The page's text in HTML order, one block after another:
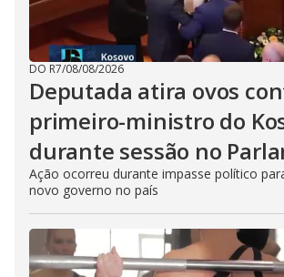
DO R7/08/08/2026
Deputada atira ovos
primeiro-ministro do
durante sessão no
Ação ocorreu durante impasse político
novo governo no país